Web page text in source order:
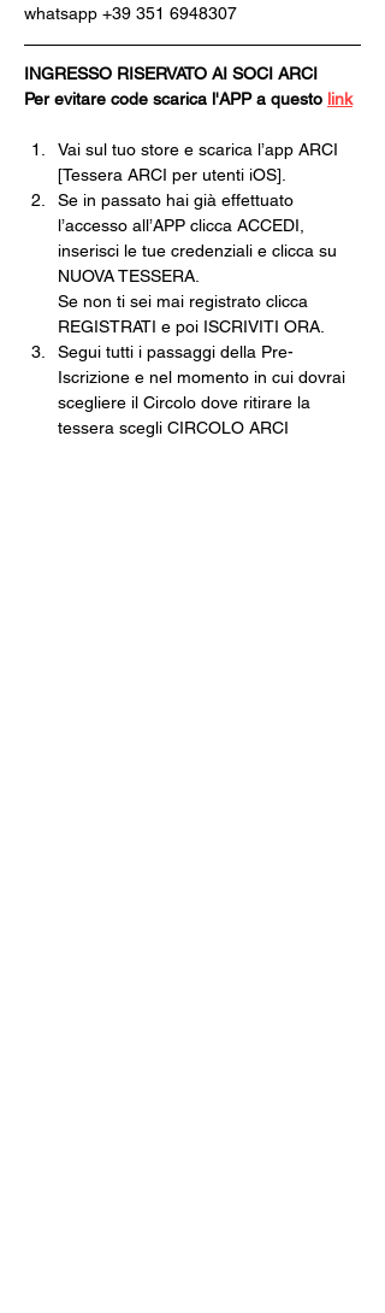
whatsapp +39 351 6948307
INGRESSO RISERVATO AI SOCI ARCI
Per evitare code scarica l'APP a questo link
Vai sul tuo store e scarica l’app ARCI
[Tessera ARCI per utenti iOS].
Se in passato hai già effettuato
l’accesso all’APP clicca ACCEDI,
inserisci le tue credenziali e clicca su
NUOVA TESSERA.
Se non ti sei mai registrato clicca
REGISTRATI e poi ISCRIVITI ORA.
Segui tutti i passaggi della Pre-
Iscrizione e nel momento in cui dovrai
scegliere il Circolo dove ritirare la
tessera scegli CIRCOLO ARCI